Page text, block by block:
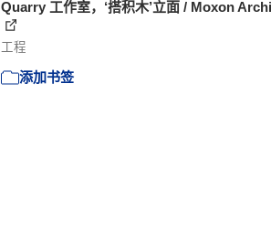
Quarry 工作室，‘搭积木’立面 / Moxon
工程
添加书签